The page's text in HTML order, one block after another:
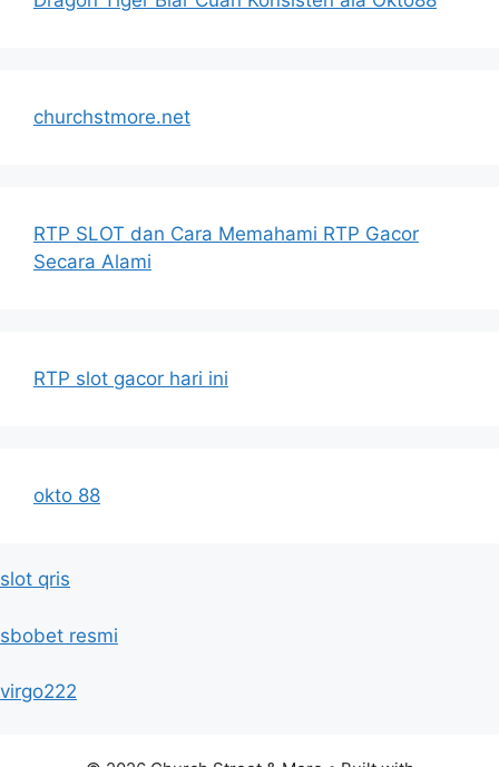
churchstmore.net
RTP SLOT dan Cara Memahami RTP Gacor
Secara Alami
RTP slot gacor hari ini
okto 88
slot qris
sbobet resmi
virgo222